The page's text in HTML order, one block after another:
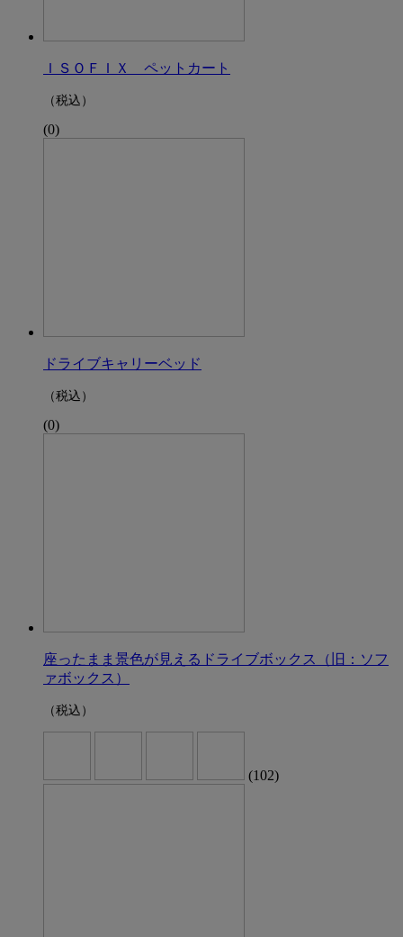
ＩＳＯＦＩＸ ペットカート
（税込）
(0)
ドライブキャリーベッド
（税込）
(0)
座ったまま景色が見えるドライブボックス（旧：ソフ
ァボックス）
（税込）
(102)